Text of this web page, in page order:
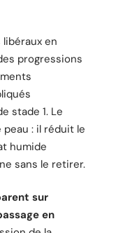
libéraux en
progressions
stade 1. Le
: il réduit le
humide
sans le retirer.
sur
en